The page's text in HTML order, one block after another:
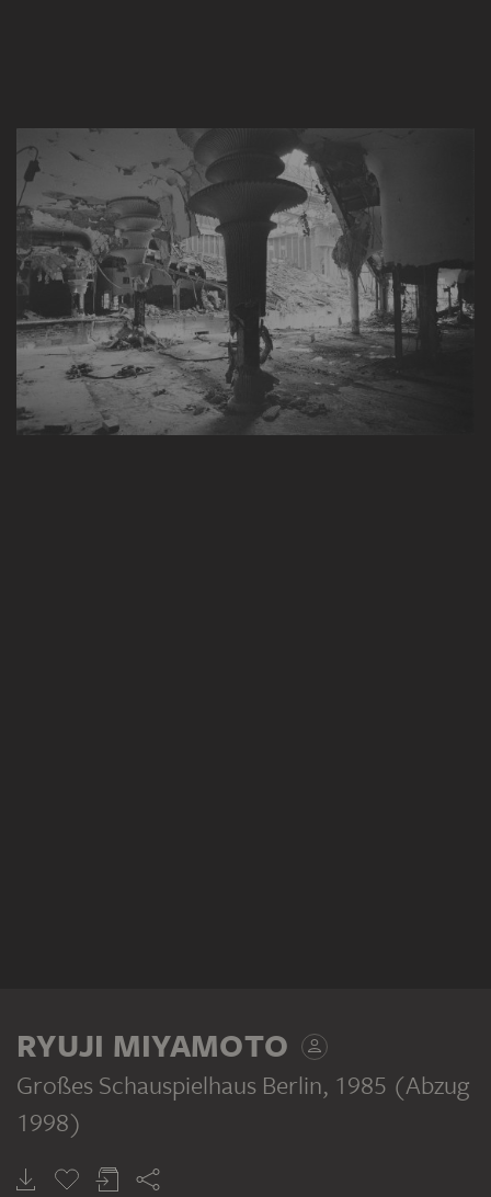
RYUJI MIYAMOTO
Großes Schauspielhaus Berlin, 1985 (Abzug
1998)